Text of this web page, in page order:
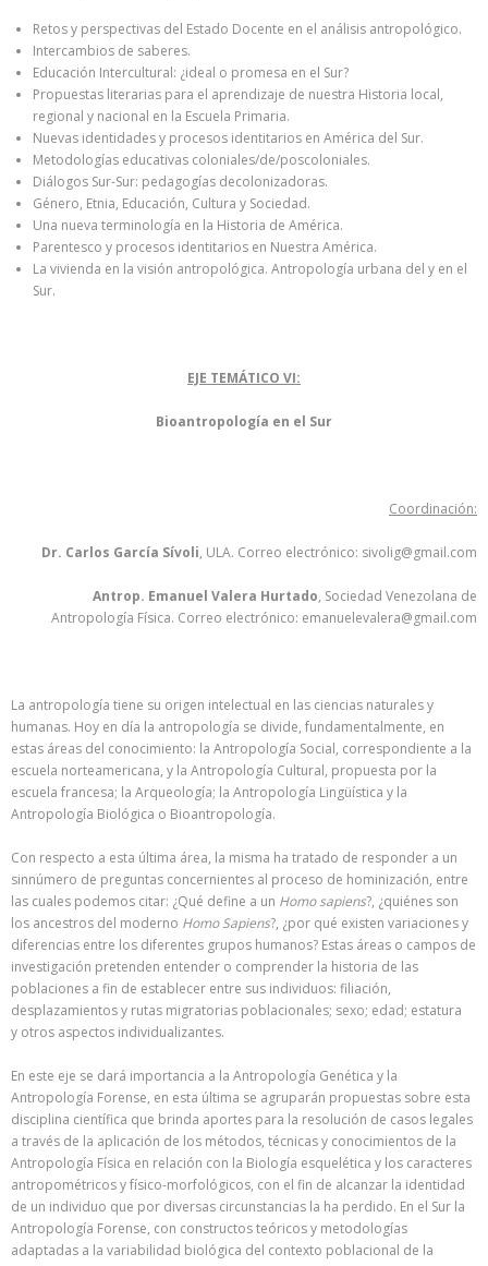
Retos y perspectivas del Estado Docente en el análisis antropológico.
Intercambios de saberes.
Educación Intercultural: ¿ideal o promesa en el Sur?
Propuestas literarias para el aprendizaje de nuestra Historia local,
regional y nacional en la Escuela Primaria.
Nuevas identidades y procesos identitarios en América del Sur.
Metodologías educativas coloniales/de/poscoloniales.
Diálogos Sur-Sur: pedagogías decolonizadoras.
Género, Etnia, Educación, Cultura y Sociedad.
Una nueva terminología en la Historia de América.
Parentesco y procesos identitarios en Nuestra América.
La vivienda en la visión antropológica. Antropología urbana del y en el
Sur.
EJE TEMÁTICO VI:
Bioantropología en el Sur
Coordinación:
Dr. Carlos García Sívoli, ULA. Correo electrónico: sivolig@gmail.com
Antrop. Emanuel Valera Hurtado, Sociedad Venezolana de
Antropología Física. Correo electrónico: emanuelevalera@gmail.com
La antropología tiene su origen intelectual en las ciencias naturales y
humanas. Hoy en día la antropología se divide, fundamentalmente, en
estas áreas del conocimiento: la Antropología Social, correspondiente a la
escuela norteamericana, y la Antropología Cultural, propuesta por la
escuela francesa; la Arqueología; la Antropología Lingüística y la
Antropología Biológica o Bioantropología.
Con respecto a esta última área, la misma ha tratado de responder a un
sinnúmero de preguntas concernientes al proceso de hominización, entre
las cuales podemos citar: ¿Qué define a un Homo sapiens?, ¿quiénes son
los ancestros del moderno Homo Sapiens?, ¿por qué existen variaciones y
diferencias entre los diferentes grupos humanos? Estas áreas o campos de
investigación pretenden entender o comprender la historia de las
poblaciones a fin de establecer entre sus individuos: filiación,
desplazamientos y rutas migratorias poblacionales; sexo; edad; estatura
y otros aspectos individualizantes.
En este eje se dará importancia a la Antropología Genética y la
Antropología Forense, en esta última se agruparán propuestas sobre esta
disciplina científica que brinda aportes para la resolución de casos legales
a través de la aplicación de los métodos, técnicas y conocimientos de la
Antropología Física en relación con la Biología esquelética y los caracteres
antropométricos y físico-morfológicos, con el fin de alcanzar la identidad
de un individuo que por diversas circunstancias la ha perdido. En el Sur la
Antropología Forense, con constructos teóricos y metodologías
adaptadas a la variabilidad biológica del contexto poblacional de la